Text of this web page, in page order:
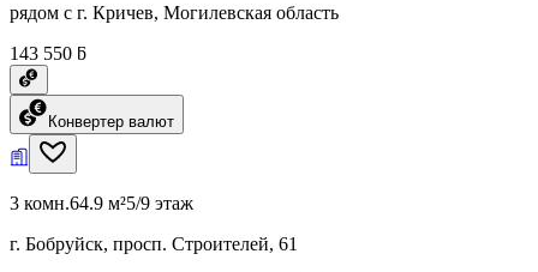
рядом с г. Кричев, Могилевская область
143 550 ƃ
Конвертер валют
3 комн.64.9 м²5/9 этаж
г. Бобруйск, просп. Строителей, 61